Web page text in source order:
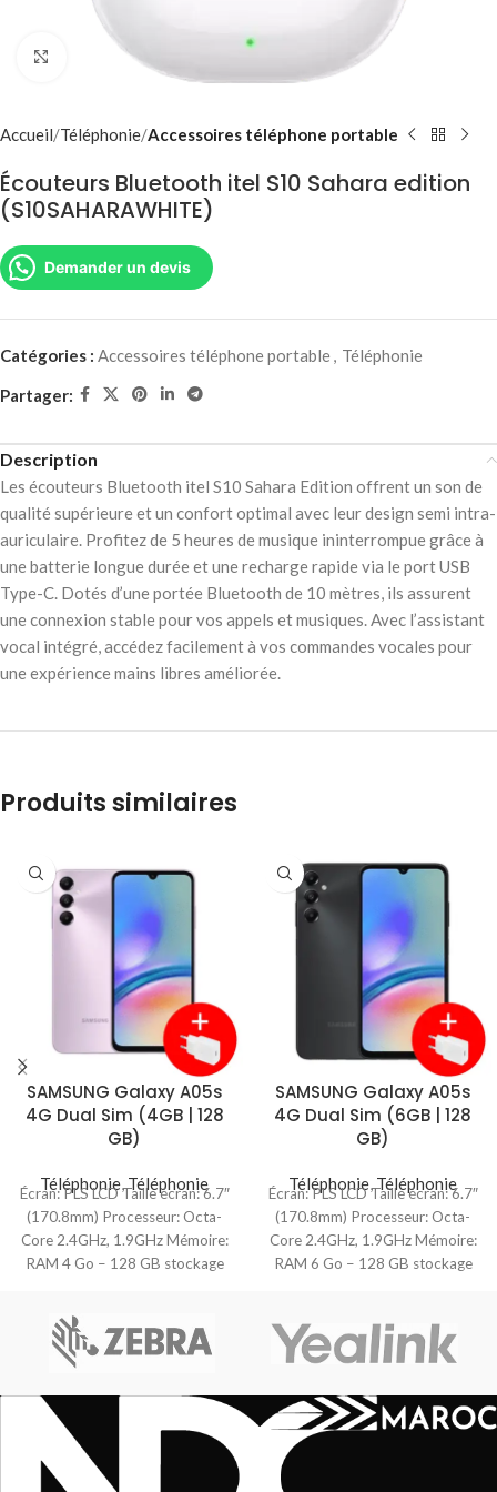
Agrandir
Accueil Téléphonie Accessoires téléphone portable
Écouteurs Bluetooth itel S10 Sahara edition
(S10SAHARAWHITE)
Demander un devis
Catégories : Accessoires téléphone portable, Téléphonie
Partager:
Description
Les écouteurs Bluetooth itel S10 Sahara Edition offrent un son de
qualité supérieure et un confort optimal avec leur design semi intra-
auriculaire. Profitez de 5 heures de musique ininterrompue grâce à
une batterie longue durée et une recharge rapide via le port USB
Type-C. Dotés d’une portée Bluetooth de 10 mètres, ils assurent
une connexion stable pour vos appels et musiques. Avec l’assistant
vocal intégré, accédez facilement à vos commandes vocales pour
une expérience mains libres améliorée.
Produits similaires
SAMSUNG Galaxy A05s
4G Dual Sim (4GB | 128
GB)
Téléphonie,Téléphonie
Écran: PLS LCD Taille écran: 6.7″
(170.8mm) Processeur: Octa-
Core 2.4GHz, 1.9GHz Mémoire:
RAM 4 Go – 128 GB stockage
SAMSUNG Galaxy A05s
4G Dual Sim (6GB | 128
GB)
Téléphonie,Téléphonie
Écran: PLS LCD Taille écran: 6.7″
(170.8mm) Processeur: Octa-
Core 2.4GHz, 1.9GHz Mémoire:
RAM 6 Go – 128 GB stockage